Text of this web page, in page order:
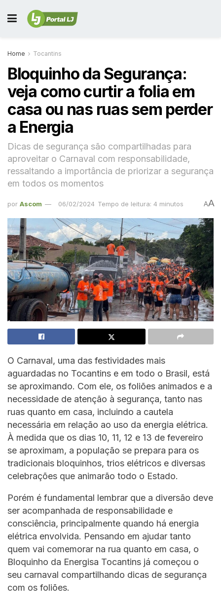
Home Tocantins
Bloquinho da Segurança:
veja como curtir a folia em
casa ou nas ruas sem perder
a Energia
Dicas de segurança são compartilhadas para
aproveitar o Carnaval com responsabilidade,
ressaltando a importância de priorizar a segurança
em todos os momentos
por Ascom 06/02/2024 Tempo de leitura: 4 minutos AA
O Carnaval, uma das festividades mais
aguardadas no Tocantins e em todo o Brasil, está
se aproximando. Com ele, os foliões animados e a
necessidade de atenção à segurança, tanto nas
ruas quanto em casa, incluindo a cautela
necessária em relação ao uso da energia elétrica.
À medida que os dias 10, 11, 12 e 13 de fevereiro
se aproximam, a população se prepara para os
tradicionais bloquinhos, trios elétricos e diversas
celebrações que animarão todo o Estado.
Porém é fundamental lembrar que a diversão deve
ser acompanhada de responsabilidade e
consciência, principalmente quando há energia
elétrica envolvida. Pensando em ajudar tanto
quem vai comemorar na rua quanto em casa, o
Bloquinho da Energisa Tocantins já começou o
seu carnaval compartilhando dicas de segurança
com os foliões.